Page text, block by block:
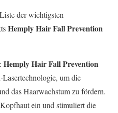
der wichtigsten
Hemply Hair Fall Prevention
Hemply Hair Fall Prevention
um die
das Haarwachstum zu fördern.
ein und stimuliert die